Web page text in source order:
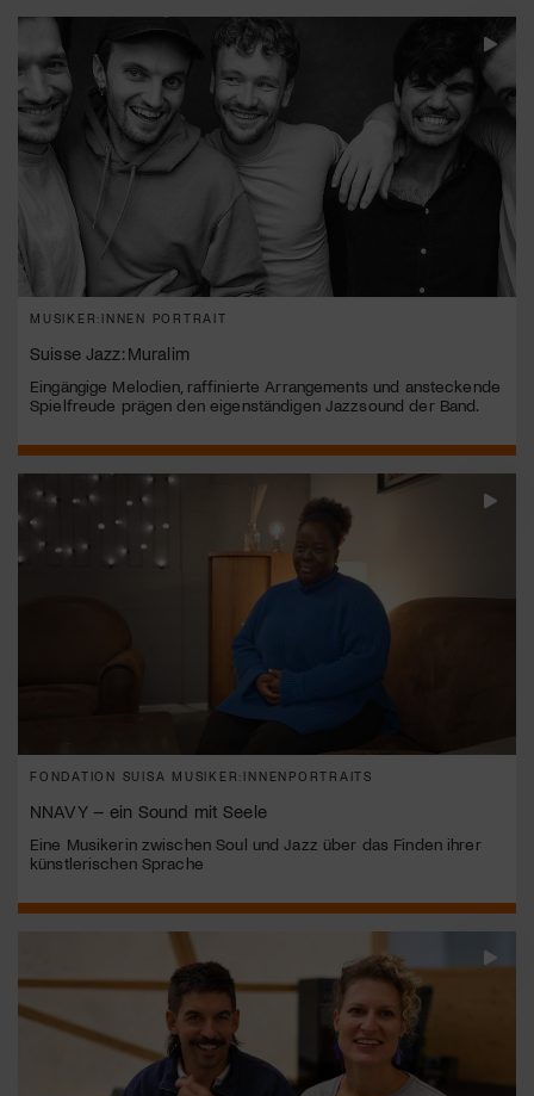
MUSIKER:INNEN PORTRAIT
Suisse Jazz: Muralim
Eingängige Melodien, raffinierte Arrangements und ansteckende
Spielfreude prägen den eigenständigen Jazzsound der Band.
FONDATION SUISA MUSIKER:INNENPORTRAITS
NNAVY – ein Sound mit Seele
Eine Musikerin zwischen Soul und Jazz über das Finden ihrer
künstlerischen Sprache